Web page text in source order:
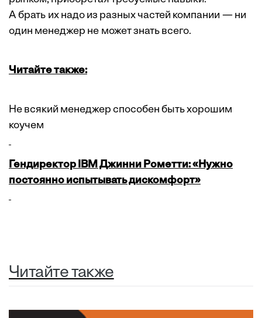
А брать их надо из разных частей компании — ни
один менеджер не может знать всего.
Читайте также:
Не всякий менеджер способен быть хорошим
коучем
Гендиректор IBM Джинни Рометти: «Нужно
постоянно испытывать дискомфорт»
Читайте также